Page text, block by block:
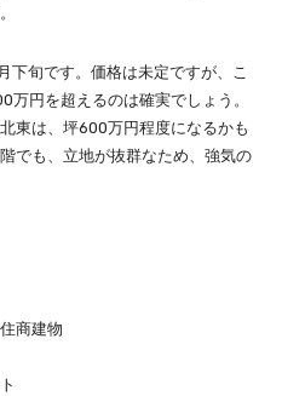
下旬です。価格は未定ですが、こ
円を超えるのは確実でしょう。
東は、坪600万円程度になるかも
でも、立地が抜群なため、強気の
商建物